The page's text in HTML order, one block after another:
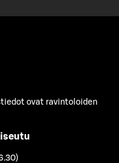
ovat ravintoloiden